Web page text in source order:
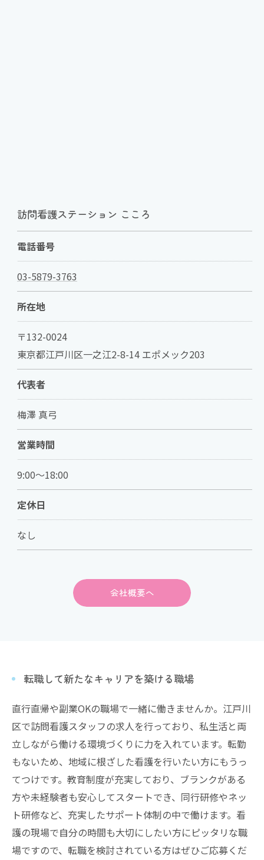
訪問看護ステーション こころ
電話番号
03-5879-3763
所在地
〒132-0024
東京都江戸川区一之江2-8-14 エポメック203
代表者
梅澤 真弓
営業時間
9:00～18:00
定休日
なし
会社概要へ
転職して新たなキャリアを築ける職場
直行直帰や副業OKの職場で一緒に働きませんか。江戸川
区で訪問看護スタッフの求人を行っており、私生活と両
立しながら働ける環境づくりに力を入れています。転勤
もないため、地域に根ざした看護を行いたい方にもうっ
てつけです。教育制度が充実しており、ブランクがある
方や未経験者も安心してスタートでき、同行研修やネッ
ト研修など、充実したサポート体制の中で働けます。看
護の現場で自分の時間も大切にしたい方にピッタリな職
場ですので、転職を検討されている方はぜひご応募くだ